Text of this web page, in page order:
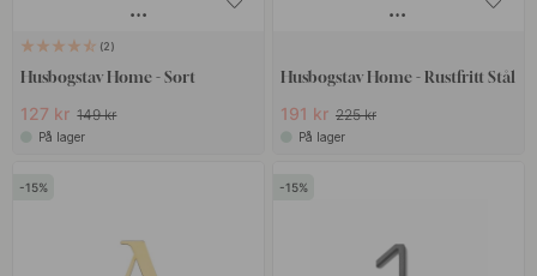
2
Husbogstav Home - Sort
127 kr 149 kr
På lager
Husbogstav Home - Rustfritt Stål
191 kr 225 kr
På lager
15 15